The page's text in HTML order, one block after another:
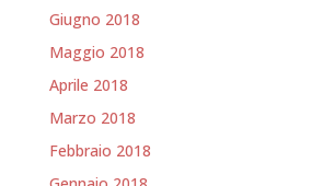
Giugno 2018
Maggio 2018
Aprile 2018
Marzo 2018
Febbraio 2018